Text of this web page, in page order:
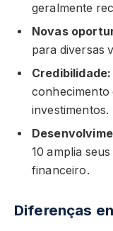
geralmente
Novas
para diversas
Credibilidade:
conhecimento
investimentos.
10 amplia
financeiro.
Diferenças